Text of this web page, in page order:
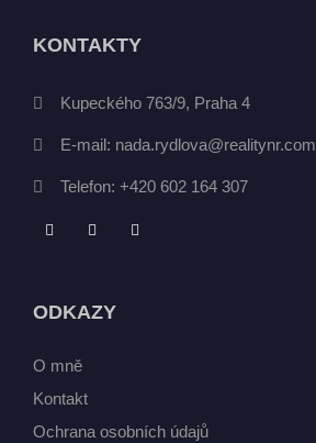
KONTAKTY
Kupeckého 763/9, Praha 4
E-mail: nada.rydlova@realitynr.com
Telefon: +420 602 164 307
ODKAZY
O mně
Kontakt
Ochrana osobních údajů